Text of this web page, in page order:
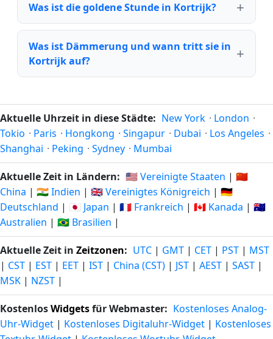
Was ist die goldene Stunde in Kortrijk?
Was ist Dämmerung und wann tritt sie in
Kortrijk auf?
Aktuelle Uhrzeit in diese Städte: New York · London ·
Tokio · Paris · Hongkong · Singapur · Dubai · Los Angeles ·
Shanghai · Peking · Sydney · Mumbai
Aktuelle Zeit in Ländern: 🇺🇸 Vereinigte Staaten | 🇨🇳
China | 🇮🇳 Indien | 🇬🇧 Vereinigtes Königreich | 🇩🇪
Deutschland | 🇯🇵 Japan | 🇫🇷 Frankreich | 🇨🇦 Kanada | 🇦🇺
Australien | 🇧🇷 Brasilien |
Aktuelle Zeit in Zeitzonen: UTC | GMT | CET | PST | MST
| CST | EST | EET | IST | China (CST) | JST | AEST | SAST |
MSK | NZST |
KostenlosWidgetsfür Webmaster: Kostenloses Analog-
Uhr-Widget | Kostenloses Digitaluhr-Widget | Kostenloses